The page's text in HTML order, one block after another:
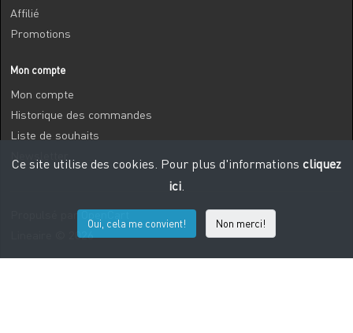
Affilié
Promotions
Mon compte
Mon compte
Historique des commandes
Liste de souhaits
Propulsé par
Lineaire © 2026
Ce site utilise des cookies. Pour plus d'informations cliquez
ici.
Oui, cela me convient! Non merci!